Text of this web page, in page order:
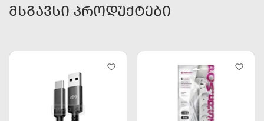
ᲛᲡᲒᲐᲕᲡᲘ ᲞᲠᲝᲓᲣᲥᲢᲔᲑᲘ